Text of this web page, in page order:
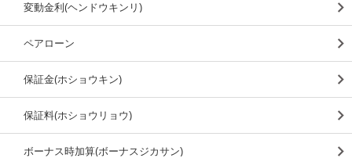
変動金利(ヘンドウキンリ)
ペアローン
保証金(ホショウキン)
保証料(ホショウリョウ)
ボーナス時加算(ボーナスジカサン)